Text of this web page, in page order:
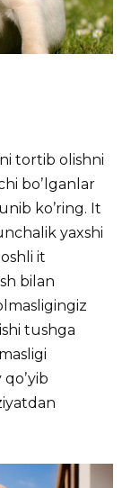
tortib olishni
boʼlganlar
koʼring. It
yaxshi
it
bilan
tushga